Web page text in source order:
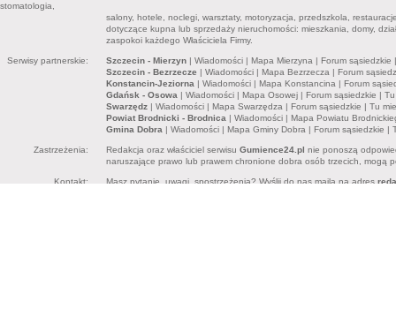
stomatologia,
salony, hotele, noclegi, warsztaty, motoryzacja, przedszkola,
dotyczące kupna lub sprzedaży nieruchomości: mieszkania, domy,
zaspokoi każdego Właściciela Firmy.
Serwisy partnerskie: Szczecin - Mierzyn | Wiadomości | Mapa Mierzyna | Forum sąsiedzkie
Szczecin - Bezrzecze | Wiadomości | Mapa Bezrzecza | Forum
Konstancin-Jeziorna | Wiadomości | Mapa Konstancina | Forum
Gdańsk - Osowa | Wiadomości | Mapa Osowej | Forum sąsiedzkie |
Swarzędz | Wiadomości | Mapa Swarzędza | Forum sąsiedzkie | Tu
Powiat Brodnicki - Brodnica | Wiadomości | Mapa Powiatu
Gmina Dobra | Wiadomości | Mapa Gminy Dobra | Forum sąsiedzkie |
Zastrzeżenia: Redakcja oraz właściciel serwisu Gumience24.pl nie ponoszą
naruszające prawo lub prawem chronione dobra osób trzecich, mogą
Kontakt: Masz pytanie, uwagi, spostrzeżenia? Wyślij do nas maila na adres